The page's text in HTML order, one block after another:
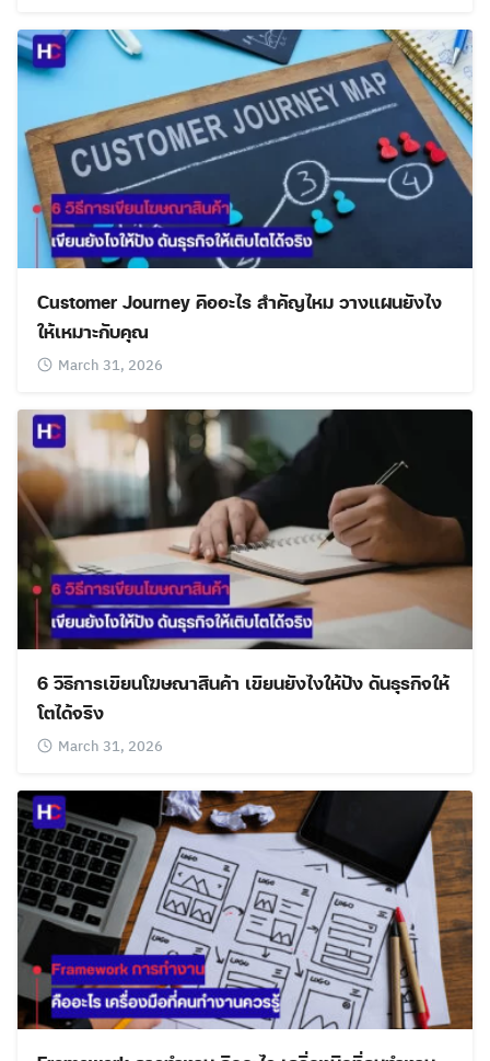
Search
for: Search
Customer Journey คืออะไร สำคัญไหม วางแผนยังไง
ให้เหมาะกับคุณ
March 31, 2026
6 วิธีการเขียนโฆษณาสินค้า เขียนยังไงให้ปัง ดันธุรกิจให้
โตได้จริง
March 31, 2026